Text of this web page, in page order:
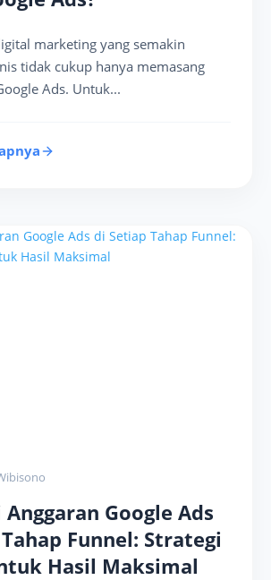
marketing yang semakin
tidak cukup hanya memasang
Ads. Untuk...
Google Ads
Funnel: Strategi
Hasil Maksimal